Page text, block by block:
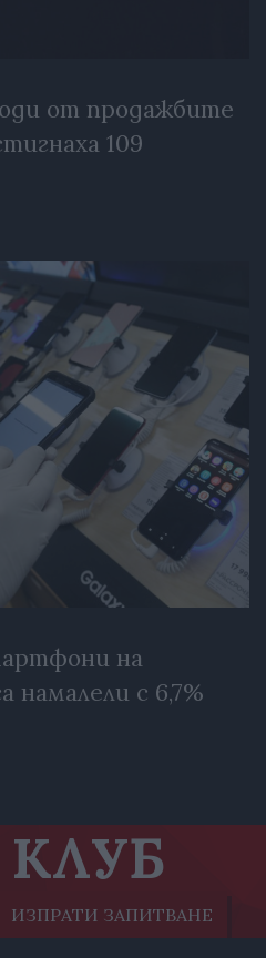
от продажбите
109
на
намалели с 6,7%
ИЗПРАТИ ЗАПИТВАНЕ